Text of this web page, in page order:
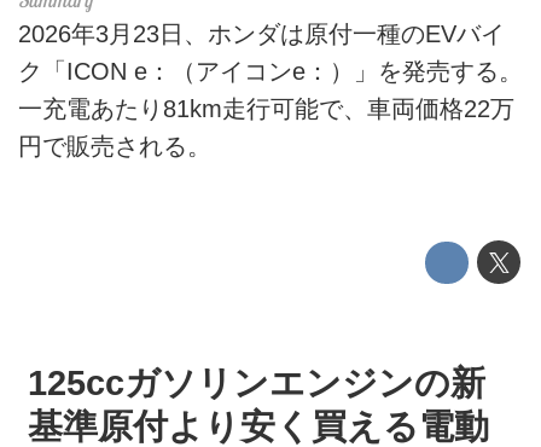
テクノロジー
このメディアについて
運営会社
お問い合せ
広告掲載について
2026年3月23日、ホンダは原付一種のEVバイ
ク「ICON e：（アイコンe：）」を発売する。
一充電あたり81km走行可能で、車両価格22万
円で販売される。
125ccガソリンエンジンの新
基準原付より安く買える電動